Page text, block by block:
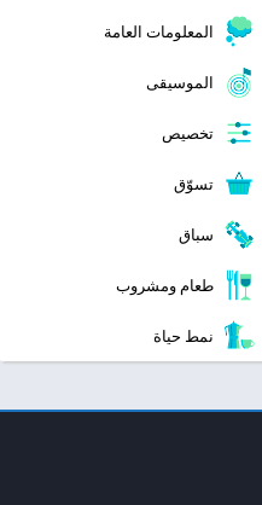
المعلومات العامة
الموسيقى
تخصيص
تسوّق
سباق
طعام ومشروب
نمط حياة